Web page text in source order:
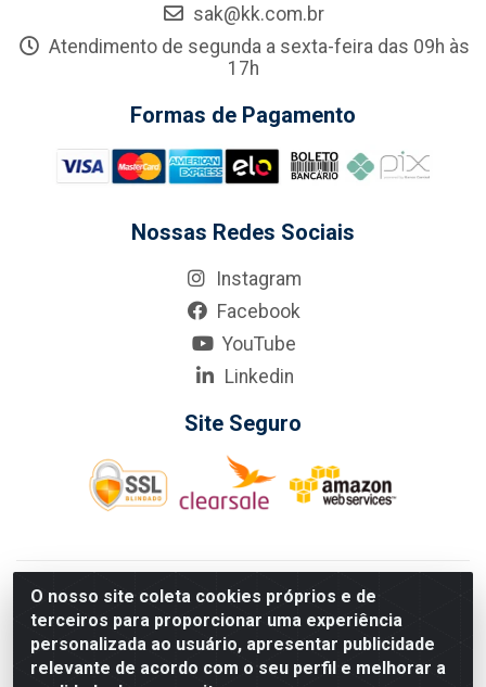
O nosso site coleta cookies próprios e de
terceiros para proporcionar uma experiência
personalizada ao usuário, apresentar publicidade
relevante de acordo com o seu perfil e melhorar a
sak@kk.com.br
Atendimento de segunda a sexta-feira das 09h às
17h
Formas de Pagamento
Nossas Redes Sociais
Instagram
Facebook
YouTube
Linkedin
Site Seguro
KarneKeijo Logistica Integrada LTDA - Rod. Br-101 Sul, nº3700
- Barro, Recife/PE, 50900-400 CNPJ: 24.150.377/0001-95
Estados atendidos pela KarneKeijo: PE, PB e RN.